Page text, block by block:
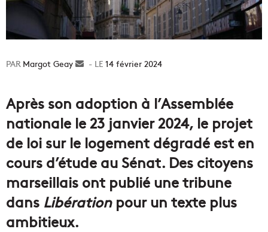
Margot Geay
Envoyer14 février 2024
Après son adoption à l’Assemblée
nationale le 23 janvier 2024, le projet
de loi sur le logement dégradé est en
cours d’étude au Sénat. Des citoyens
marseillais ont publié une tribune
dans Libérationpour un texte plus
ambitieux.